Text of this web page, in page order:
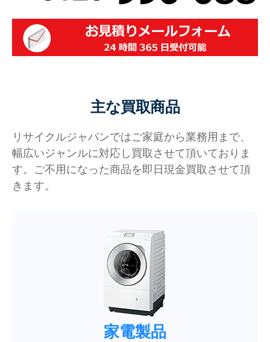
主な買取商品
リサイクルジャパンではご家庭から業務用まで、
幅広いジャンルに対応し買取させて頂いておりま
す。ご不用になった商品を即日現金買取させて頂
きます。
家電製品